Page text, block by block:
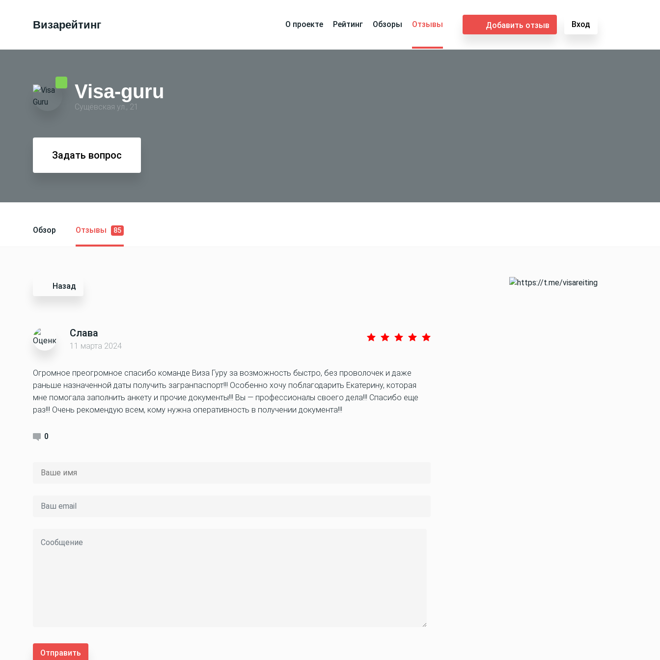
Визарейтинг О проекте Рейтинг Обзоры Отзывы Добавить отзыв Вход
Visa-guru
Сущёвская ул., 21
Задать вопрос
Обзор Отзывы 85
Назад
Слава
11 марта 2024
Огромное преогромное спасибо команде Виза Гуру за возможность быстро, без проволочек и даже
раньше назначенной даты получить загранпаспорт!!! Особенно хочу поблагодарить Екатерину, которая
мне помогала заполнить анкету и прочие документы!!! Вы — профессионалы своего дела!!! Спасибо еще
раз!!! Очень рекомендую всем, кому нужна оперативность в получении документа!!!
0
Отправить